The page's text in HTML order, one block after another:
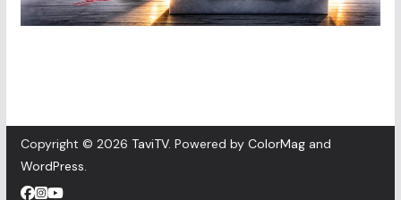
Copyright © 2026 TaviTV. Powered by ColorMagand
WordPress.